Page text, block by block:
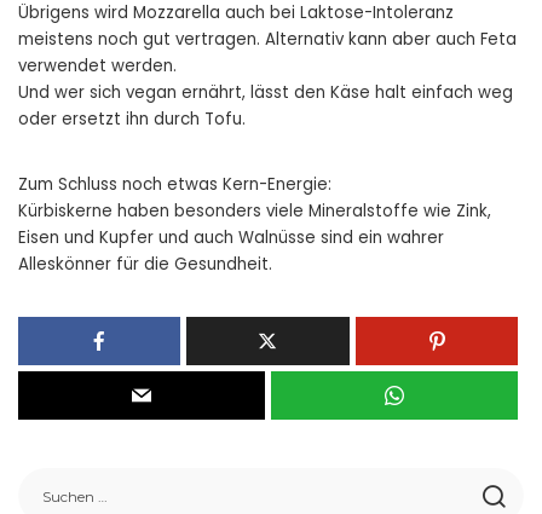
Übrigens wird Mozzarella auch bei Laktose-Intoleranz
meistens noch gut vertragen. Alternativ kann aber auch Feta
verwendet werden.
Und wer sich vegan ernährt, lässt den Käse halt einfach weg
oder ersetzt ihn durch Tofu.
Zum Schluss noch etwas Kern-Energie:
Kürbiskerne haben besonders viele Mineralstoffe wie Zink,
Eisen und Kupfer und auch Walnüsse sind ein wahrer
Alleskönner für die Gesundheit.